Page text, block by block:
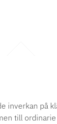
inverkan på
till